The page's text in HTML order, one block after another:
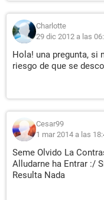
Charlotte
29 dic 2012 a las
Hola! una pregunta, si
riesgo de que se
Cesar99
1 mar 2014 a las
Seme Olvido La
Alludarne ha Entrar :/
Resulta Nada